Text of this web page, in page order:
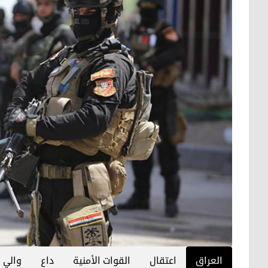
العراق اعتقال القوات الأمنية داع